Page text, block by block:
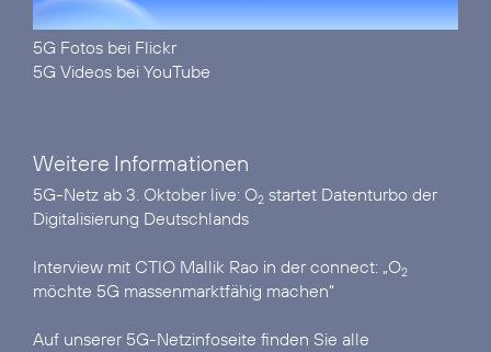
5G Fotos bei Flickr
5G Videos bei YouTube
Weitere Informationen
5G-Netz ab 3. Oktober live: O2 startet Datenturbo der
Digitalisierung Deutschlands
Interview mit CTIO Mallik Rao in der connect: „O2
möchte 5G massenmarktfähig machen“
Auf unserer 5G-Netzinfoseite finden Sie alle